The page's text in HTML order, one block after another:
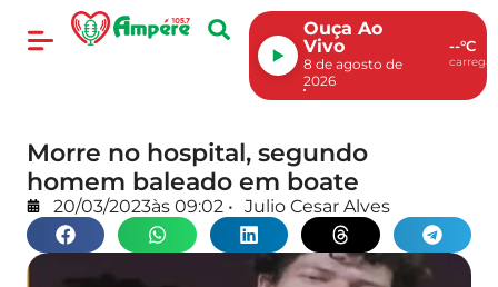
Ouça Ao
Vivo
8 de agosto de
2026
--°C
Morre no hospital, segundo
homem baleado em boate
20/03/2023às 09:02 • Julio Cesar Alves